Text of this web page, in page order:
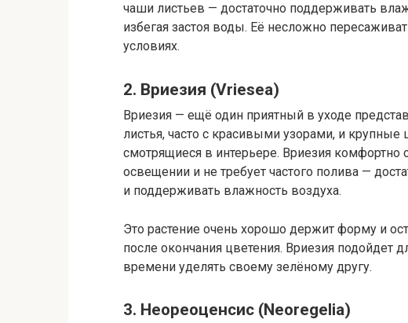
чаши листьев — достаточно поддерживать
избегая застоя воды. Её несложно
условиях.
2. Вриезия (Vriesea)
Вриезия — ещё один приятный в уходе
листья, часто с красивыми узорами, и крупные
смотрящиеся в интерьере. Вриезия комфортно
освещении и не требует частого полива —
и поддерживать влажность воздуха.
Это растение очень хорошо держит форму и
после окончания цветения. Вриезия подойдет
времени уделять своему зелёному другу.
3. Неореоценсис (Neoregelia)